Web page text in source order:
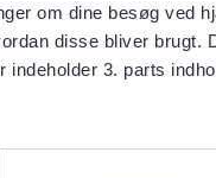
om dine besøg ved
disse bliver
indeholder 3. parts